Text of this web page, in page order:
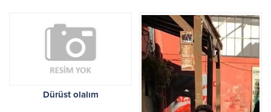
Dürüst olalım